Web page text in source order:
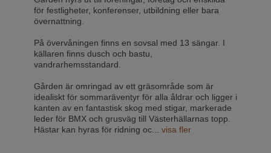
för festligheter, konferenser, utbildning eller bara
övernattning.
På övervåningen finns en sovsal med 13 sängar. I
källaren finns dusch och bastu,
vandrarhemsstandard.
Gården är omringad av ett gräsområde som är
idealiskt för sommaräventyr för alla åldrar och ligger i
kanten av en fantastisk skog med stigar, markerade
leder för BMX och grusväg till Västerhällarnas topp.
Hästar kan hyras för ridning oc... visa fler